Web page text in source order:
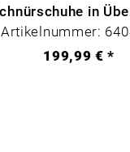
Artikelnummer:
199,99 € *